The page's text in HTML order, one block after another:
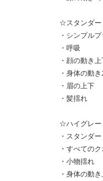
☆スタンダ
・シンプル
・呼吸
・顔の動き
・身体の動き
・眉の上下
・髪揺れ
☆ハイグレ
・スタンダ
・すべての
・小物揺れ
・身体の動き